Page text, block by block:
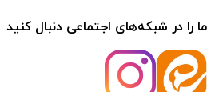
ما را در شبکه‌های اجتماعی دنبال کنید